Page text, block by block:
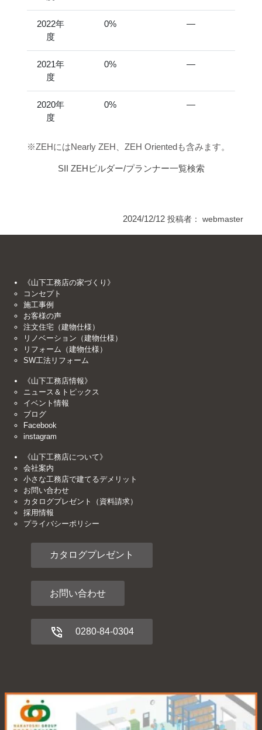
2022年
度
0% ―
2021年
度
0% ―
2020年
度
0% ―
※ZEHにはNearly ZEH、ZEH Orientedも含みます。
SII ZEHビルダー/プランナー一覧検索
2024/12/12 投稿者： webmaster
《山下工務店の家づくり》
コンセプト
施工事例
お客様の声
注文住宅（建物仕様）
リノベーション（建物仕様）
リフォーム（建物仕様）
SW工法リフォーム
《山下工務店情報》
ニュース＆トピックス
イベント情報
ブログ
Facebook
instagram
《山下工務店について》
会社案内
小さな工務店で建てるデメリット
お問い合わせ
カタログプレゼント（資料請求）
採用情報
プライバシーポリシー
カタログプレゼント
お問い合わせ
0280-84-0304